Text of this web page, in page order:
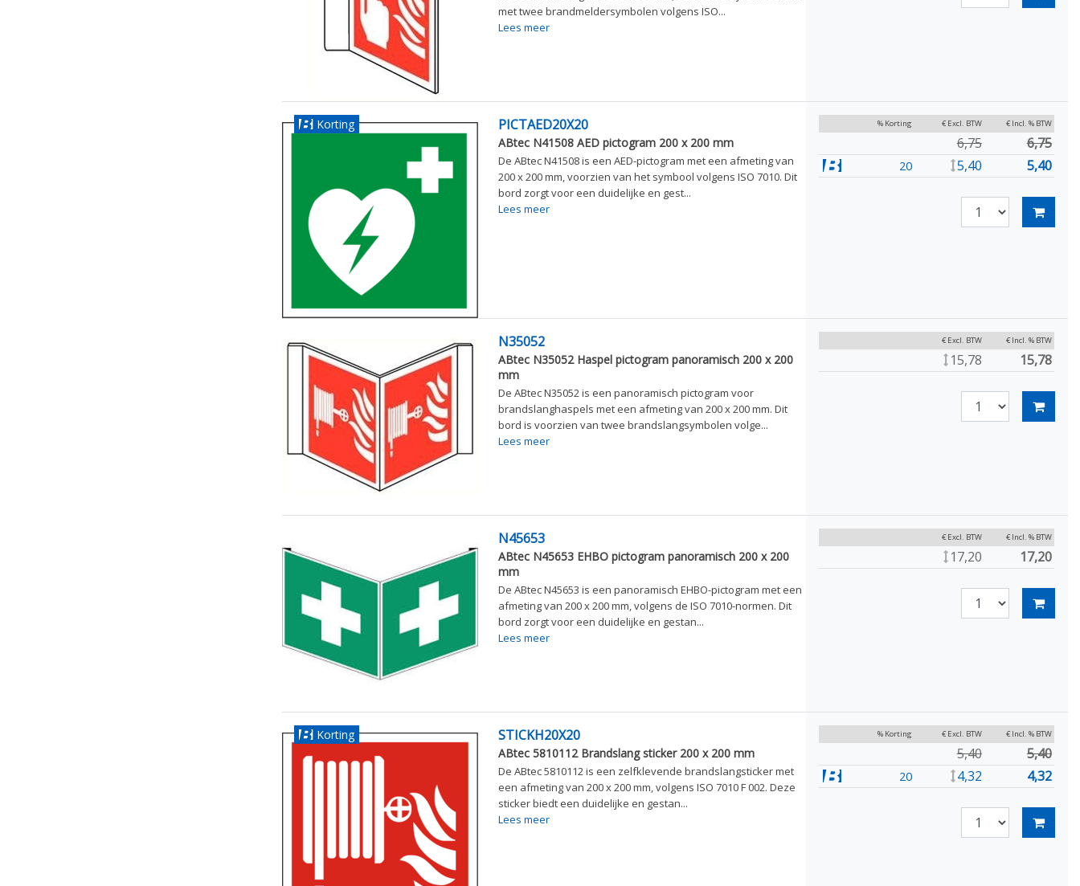
met twee brandmeldersymbolen volgens ISO...
Lees meer
Korting PICTAED20X20
ABtec N41508 AED pictogram 200 x 200 mm
De ABtec N41508 is een AED-pictogram met een afmeting van
200 x 200 mm, voorzien van het symbool volgens ISO 7010. Dit
bord zorgt voor een duidelijke en gest...
Lees meer
% Korting € Excl. BTW € Incl. % BTW
6,75 6,75
20 5,40 5,40
N35052
ABtec N35052 Haspel pictogram panoramisch 200 x 200
mm
De ABtec N35052 is een panoramisch pictogram voor
brandslanghaspels met een afmeting van 200 x 200 mm. Dit
bord is voorzien van twee brandslangsymbolen volge...
Lees meer
€ Excl. BTW € Incl. % BTW
15,78 15,78
N45653
ABtec N45653 EHBO pictogram panoramisch 200 x 200
mm
De ABtec N45653 is een panoramisch EHBO-pictogram met een
afmeting van 200 x 200 mm, volgens de ISO 7010-normen. Dit
bord zorgt voor een duidelijke en gestan...
Lees meer
€ Excl. BTW € Incl. % BTW
17,20 17,20
Korting STICKH20X20
ABtec 5810112 Brandslang sticker 200 x 200 mm
De ABtec 5810112 is een zelfklevende brandslangsticker met
een afmeting van 200 x 200 mm, volgens ISO 7010 F 002. Deze
sticker biedt een duidelijke en gestan...
Lees meer
% Korting € Excl. BTW € Incl. % BTW
5,40 5,40
20 4,32 4,32